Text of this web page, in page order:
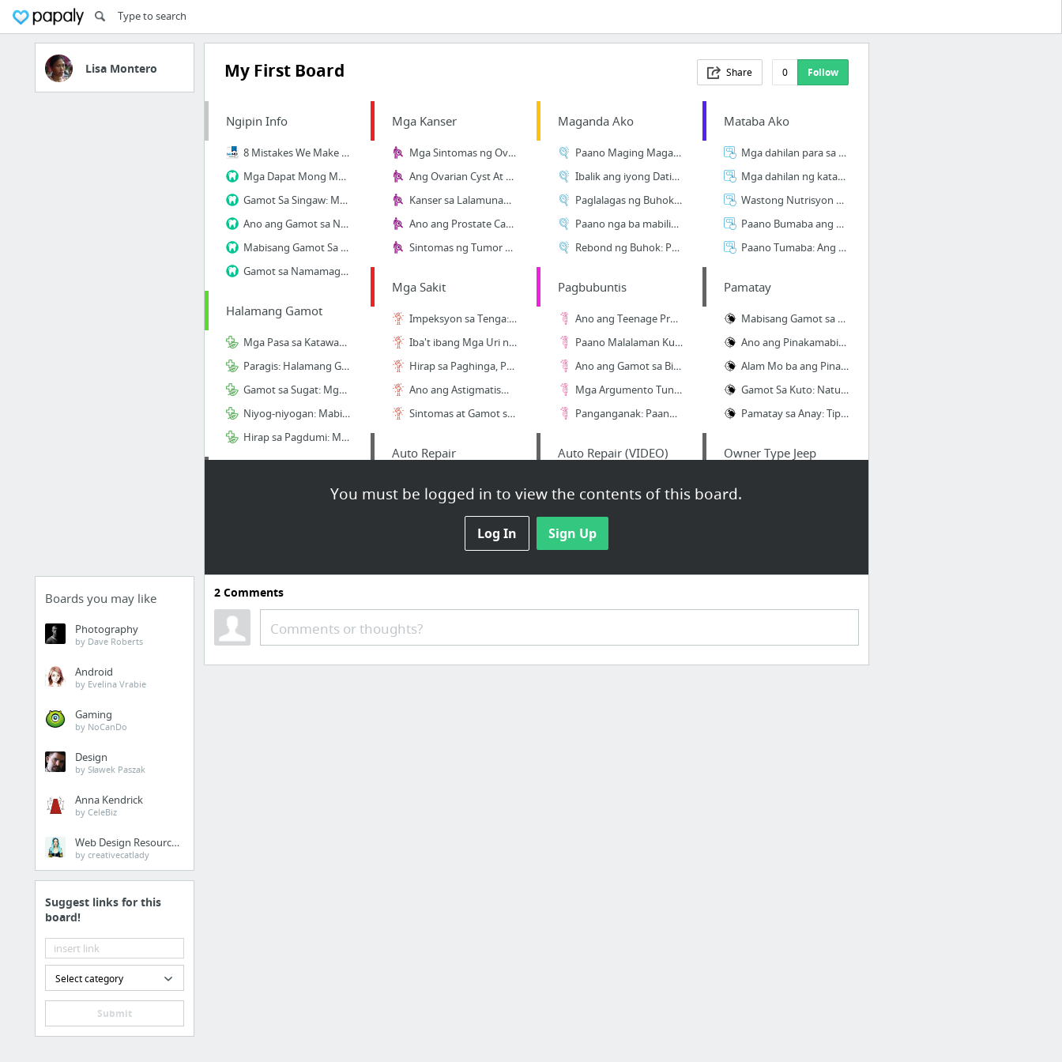
Lisa Montero
Boards you may like
Photography
by Dave Roberts
Android
by Evelina Vrabie
Gaming
by NoCanDo
Design
by Sławek Paszak
Anna Kendrick
by CeleBiz
Web Design Resources
by creativecatlady
Suggest links for this
board!
Select category
Submit
My First Board Share 0 Follow
You must be logged in to view the contents of this board.
Log In Sign Up
Ngipin Info
8 Mistakes We Make Brushing Our Teeth
Mga Dapat Mong Malaman Kung Ikaw ay Magpapabunot ng Ngipin
Gamot Sa Singaw: Mga Dapat Gawin Para Mabawasan Ang Sakit
Ano ang Gamot sa Namamagang Gilagid?
Mabisang Gamot Sa Sakit Ng Ngipin: Natural Na Mga Pamamaraan
Gamot sa Namamagang Gilagid na may Nana
Halamang Gamot
Mga Pasa sa Katawan at Likas na mga Gamot
Paragis: Halamang Gamot na Dating Hindi Pinapansin, Ngayon – Trending!
Gamot sa Sugat: Mga Dapat Mong Gawin Kung Ikaw ay Masugatan
Niyog-niyogan: Mabisang Halamang Gamot ng mga Pinoy
Hirap sa Pagdumi: Mabisang Halamang Gamot sa Constipation
Passenger Jeepney
Pagsasaka
Mga Kanser
Mga Sintomas ng Ovarian Cancer
Ang Ovarian Cyst At Ang Mga Sintomas Nito
Kanser sa Lalamunan, Mga Sanhi at Sintomas Nito
Ano ang Prostate Cancer: Mga Sintomas at Gamot
Sintomas ng Tumor sa Ulo: Mga Dapat Mong Malaman Tungkol sa Brain Tumor
Mga Sakit
Impeksyon sa Tenga: Sanhi, Sintomas at Gamot
Iba't ibang Mga Uri ng Sakit sa Tenga na Karaniwan sa Mga Pinoy
Hirap sa Paghinga, Problema na Hindi Dapat Balewalain
Ano ang Astigmatism: Mga Sintomas at Gamot
Sintomas at Gamot sa Iba't ibang Uri ng Sakit sa Balat
Auto Repair
Nissan Gensan
Hyundai Gensan
Chevrolet Gensan
Hyundai Gensan
Kia Gensan
Ano Ang Mabisang Lunas o Gamot sa Pigsa?
Maganda Ako
Paano Maging Maganda: Mga Tips Para Sa Natural Na Kagandahan
Ibalik ang iyong Dating Ganda: Buhaghag na Buhok Tips
Paglalagas ng Buhok: Sanhi at Lunas
Paano nga ba mabilis na humaba ang Buhok?
Rebond ng Buhok: Paano maging straight ang Buhok?
Pagbubuntis
Ano ang Teenage Pregnancy: Mga Dapat Mong Malaman Tungkol sa Maagang Pagbubuntis
Paano Malalaman Kung Ikaw ay Baog? Mga Sintomas, Lunas at Sanhi
Ano ang Gamot sa Binat sa Bagong Panganak?
Mga Argumento Tungkol sa Aborsyon: Sang-Ayon Ka ba Sa Aborsyon?
Panganganak: Paano Manganak ang Babae?
Auto Repair (VIDEO)
Toyota Gensan - Car Repair in General Santos City
Pamahiin sa Kasal – Maniniwala ka ba?
Mataba Ako
Mga dahilan para sa pang-araw-araw na ehersisyo
Mga dahilan ng katabaan - Mataba Ako! - Weight Loss Philippines
Wastong Nutrisyon para sa Kaunlaran
Paano Bumaba ang Timbang ng Walang Ehersisyo
Paano Tumaba: Ang Problema Ng Mga Patpatin
Pamatay
Mabisang Gamot sa Kagat ng Surot
Ano ang Pinakamabisang Pamatay sa Surot?
Alam Mo ba ang Pinaka-Mabisang Pamatay sa Daga?
Gamot Sa Kuto: Natural Na Mga Paraan Para Mawala Ang Kuto
Pamatay sa Anay: Tips Para Labanan ang Pesteng Anay
Owner Type Jeep
Owner Type Jeep - Philippine Jeeps for Sale
2Comments
Comments or thoughts?